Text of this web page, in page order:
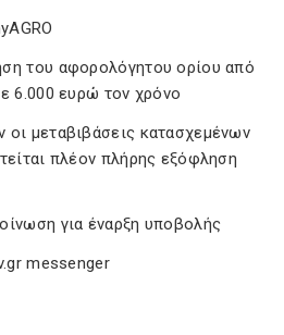
του αφορολόγητου ορίου από
6.000 ευρώ τον χρόνο
μεταβιβάσεις κατασχεμένων
πλέον πλήρης εξόφληση
για έναρξη υποβολής
messenger